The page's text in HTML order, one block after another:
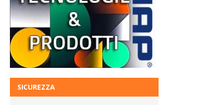
SICUREZZA